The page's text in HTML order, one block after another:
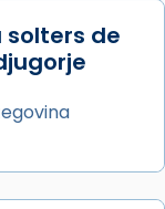
solters de